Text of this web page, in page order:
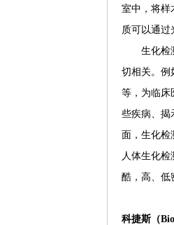
室中，将样
质可以通过
生化检
切相关。例
等，为临床
些疾病、揭
面，生化检
人体生化检
酷，高、低
科捷斯（